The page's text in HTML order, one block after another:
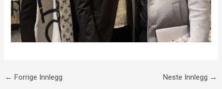
← Forrige Innlegg Neste Innlegg →